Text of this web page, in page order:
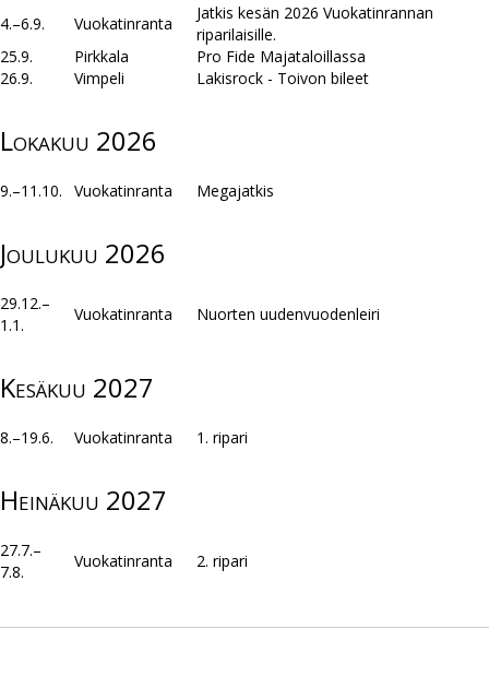
4.–6.9. Vuokatinranta
Jatkis kesän 2026 Vuokatinrannan
riparilaisille.
25.9.
Pirkkala
Pro Fide Majataloillassa
26.9.
Vimpeli Lakisrock - Toivon bileet
Lokakuu 2026
9.–11.10. Vuokatinranta Megajatkis
Joulukuu 2026
29.12.–
1.1.
Vuokatinranta Nuorten uudenvuodenleiri
Kesäkuu 2027
8.–19.6. Vuokatinranta 1. ripari
Heinäkuu 2027
27.7.–
7.8.
Vuokatinranta 2. ripari